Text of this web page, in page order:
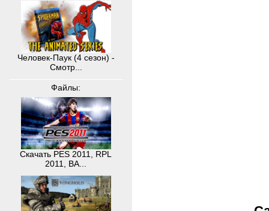
Человек-Паук (4 сезон) -
Смотр...
Файлы:
Скачать PES 2011, RPL
2011, BA...